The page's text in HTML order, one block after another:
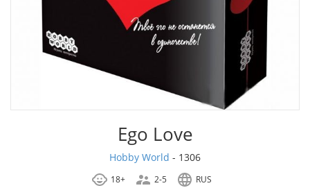
Ego Love
Hobby World - 1306
18+ 2-5 RUS